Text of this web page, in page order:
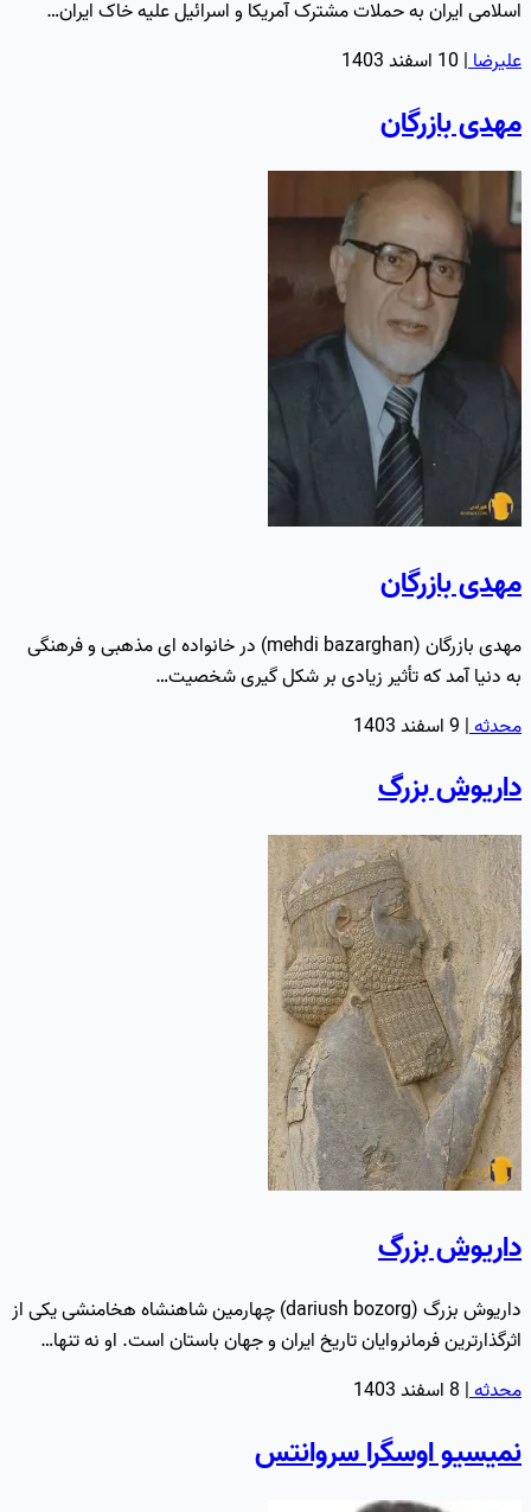
اسلامی ایران به حملات مشترک آمریکا و اسرائیل علیه خاک ایران…
علیرضا| 10 اسفند 1403
مهدی بازرگان
مهدی بازرگان
مهدی بازرگان (mehdi bazarghan) در خانواده ای مذهبی و فرهنگی
به دنیا آمد که تأثیر زیادی بر شکل گیری شخصیت…
محدثه| 9 اسفند 1403
داریوش بزرگ
داریوش بزرگ
داریوش بزرگ (dariush bozorg) چهارمین شاهنشاه هخامنشی یکی از
اثرگذارترین فرمانروایان تاریخ ایران و جهان باستان است. او نه تنها…
محدثه| 8 اسفند 1403
نمیسیو اوسگرا سروانتس